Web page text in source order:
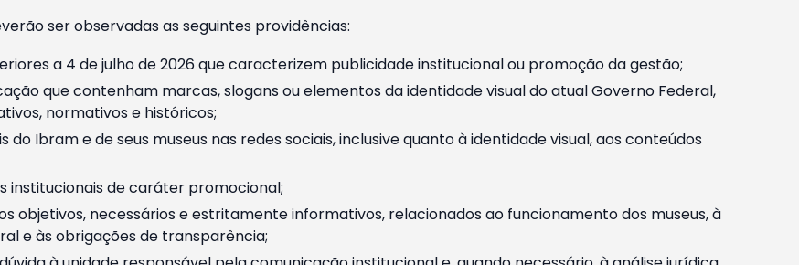
ser observadas as seguintes providências:
a 4 de julho de 2026 que caracterizem publicidade institucional ou promoção da gestão;
que contenham marcas, slogans ou elementos da identidade visual do atual Governo Federal,
normativos e históricos;
Ibram e de seus museus nas redes sociais, inclusive quanto à identidade visual, aos conteúdos
institucionais de caráter promocional;
objetivos, necessários e estritamente informativos, relacionados ao funcionamento dos museus, à
e às obrigações de transparência;